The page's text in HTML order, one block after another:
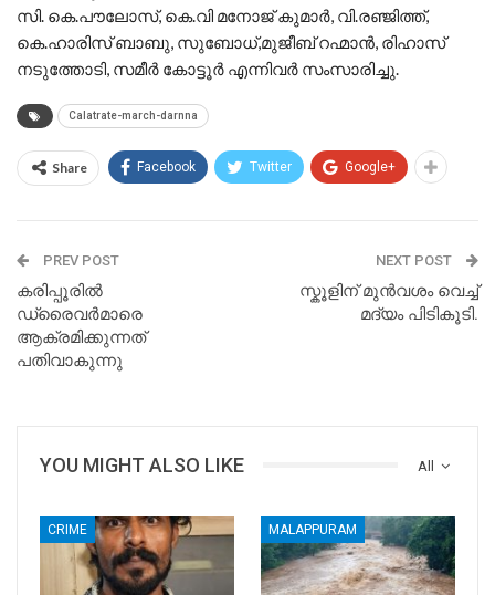
സി. കെ.പൗലോസ്, കെ.വി മനോജ് കുമാര്‍, വി.രഞ്ജിത്ത്,
കെ.ഹാരിസ് ബാബു, സുബോധ്,മുജീബ് റഹ്മാന്‍, രിഹാസ്
നടുത്തോടി, സമീര്‍ കോട്ടൂര്‍ എന്നിവര്‍ സംസാരിച്ചു.
Calatrate-march-darnna
Share Facebook Twitter Google+
PREV POST
കരിപ്പൂരില്‍
ഡ്രൈവര്‍മാരെ
ആക്രമിക്കുന്നത്
പതിവാകുന്നു
NEXT POST
സ്കൂളിന് മുൻവശം വെച്ച്
മദ്യം പിടികൂടി.
All
YOU MIGHT ALSO LIKE
CRIME MALAPPURAM